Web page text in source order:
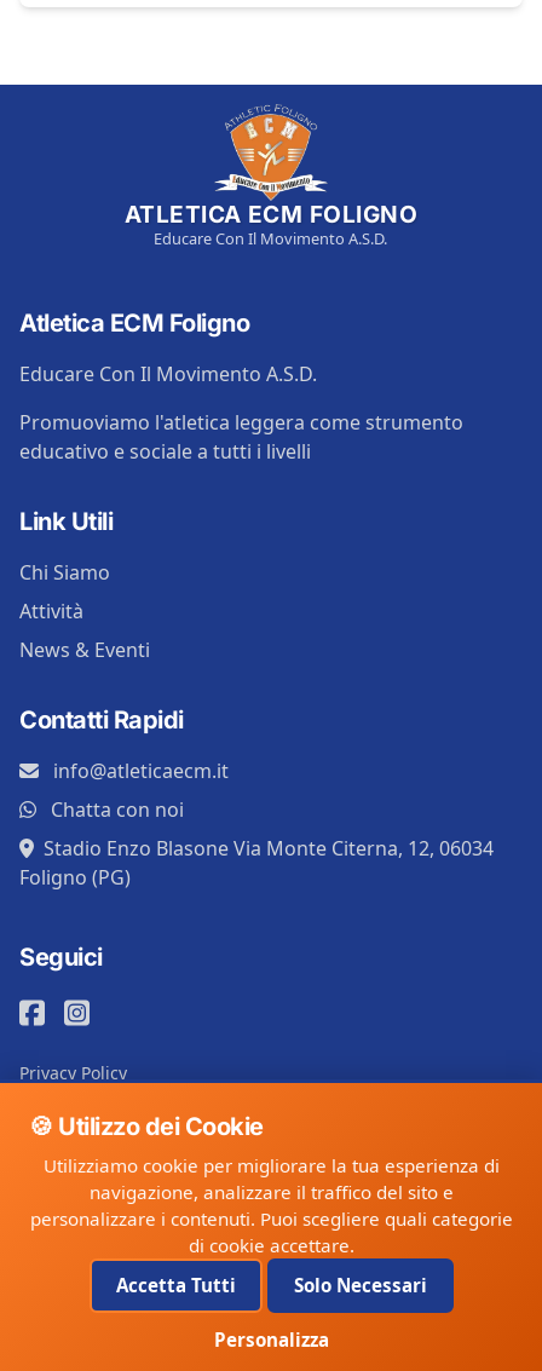
ATLETICA ECM FOLIGNO
Educare Con Il Movimento A.S.D.
Atletica ECM Foligno
Educare Con Il Movimento A.S.D.
Promuoviamo l'atletica leggera come strumento
educativo e sociale a tutti i livelli
Link Utili
Chi Siamo
Attività
News & Eventi
Contatti Rapidi
info@atleticaecm.it
Chatta con noi
Stadio Enzo Blasone Via Monte Citerna, 12, 06034
Foligno (PG)
Seguici
Privacy Policy
©cluBase. Tutti i diritti riservati.
Compliant
SSL
Secured
Powered by
🍪 Utilizzo dei Cookie
Utilizziamo cookie per migliorare la tua esperienza di
navigazione, analizzare il traffico del sito e
personalizzare i contenuti. Puoi scegliere quali categorie
di cookie accettare.
Accetta Tutti
Solo Necessari
Personalizza